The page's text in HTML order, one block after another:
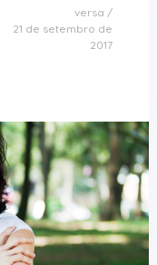
versa
21 de setembro de
2017